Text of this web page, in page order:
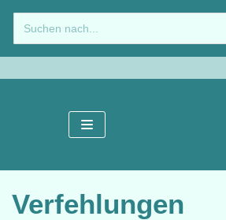
Zum
Inhalt
springen
Verfehlungen